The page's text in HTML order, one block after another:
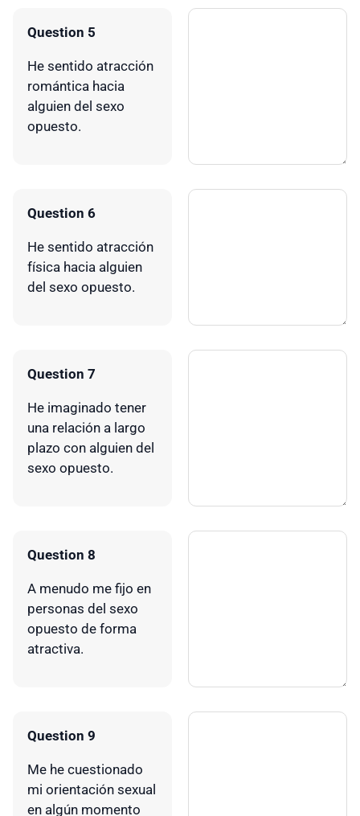
Question 5
He sentido atracción
romántica hacia
alguien del sexo
opuesto.
Question 6
He sentido atracción
física hacia alguien
del sexo opuesto.
Question 7
He imaginado tener
una relación a largo
plazo con alguien del
sexo opuesto.
Question 8
A menudo me fijo en
personas del sexo
opuesto de forma
atractiva.
Question 9
Me he cuestionado
mi orientación sexual
en algún momento